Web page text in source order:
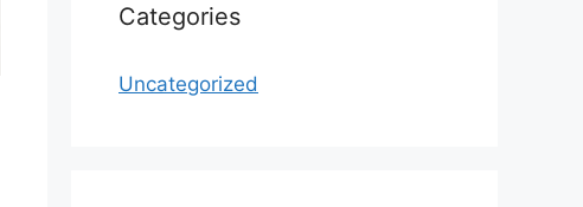
Categories
Uncategorized